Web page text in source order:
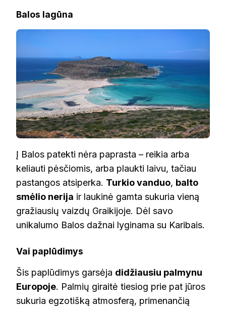
Balos lagūna
Į Balos patekti nėra paprasta – reikia arba
keliauti pėsčiomis, arba plaukti laivu, tačiau
pastangos atsiperka. Turkio vanduo, balto
smėlio nerija ir laukinė gamta sukuria vieną
gražiausių vaizdų Graikijoje. Dėl savo
unikalumo Balos dažnai lyginama su Karibais.
Vai paplūdimys
Šis paplūdimys garsėja didžiausiu palmynu
Europoje. Palmių giraitė tiesiog prie pat jūros
sukuria egzotišką atmosferą, primenančią